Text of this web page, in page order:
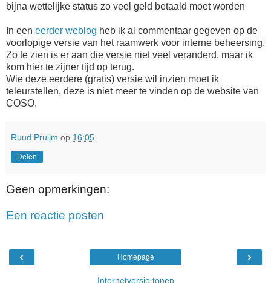
bijna wettelijke status zo veel geld betaald moet worden
In een eerder weblog heb ik al commentaar gegeven op de
voorlopige versie van het raamwerk voor interne beheersing.
Zo te zien is er aan die versie niet veel veranderd, maar ik
kom hier te zijner tijd op terug.
Wie deze eerdere (gratis) versie wil inzien moet ik
teleurstellen, deze is niet meer te vinden op de website van
COSO.
Ruud Pruijm op 16:05
Delen
Geen opmerkingen:
Een reactie posten
‹ ›
Homepage
Internetversie tonen